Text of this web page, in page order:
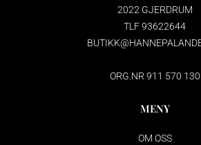
2022 GJERDRUM
TLF 93622644
ORG.NR 911 570 130
MENY
OM OSS